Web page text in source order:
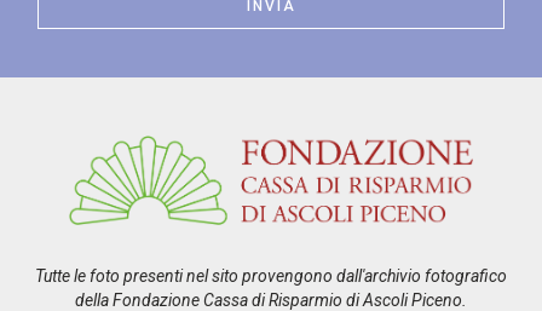
Tutte le foto presenti nel sito provengono dall'archivio fotografico
della Fondazione Cassa di Risparmio di Ascoli Piceno.